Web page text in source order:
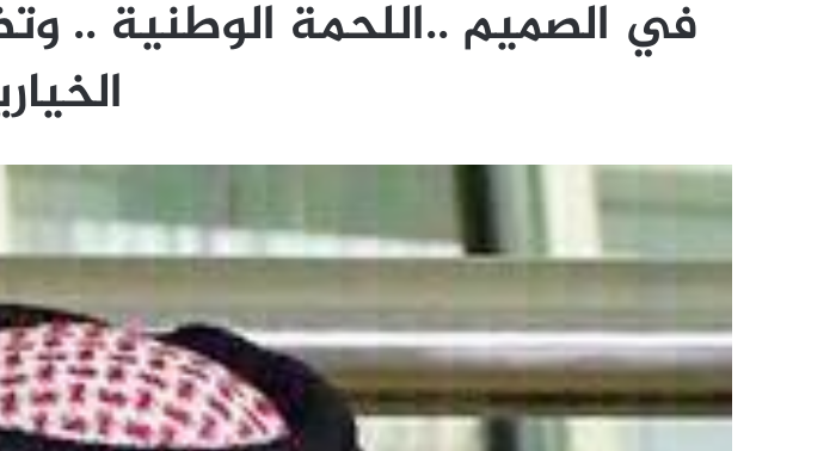
في الصميم ..اللحمة الوطنية ..